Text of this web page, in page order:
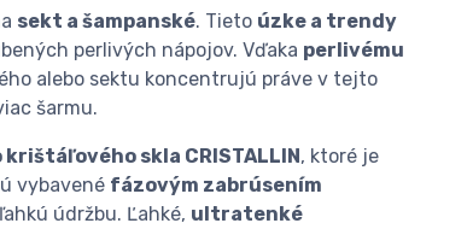
sekt a šampanské. Tieto úzke a trendy
perlivých nápojov. Vďaka perlivému
alebo sektu koncentrujú práve v tejto
šarmu.
skla CRISTALLIN , ktoré je
vybavené fázovým zabrúsením
údržbu. Ľahké, ultratenké